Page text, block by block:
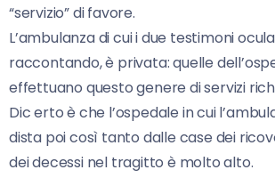
“servizio” di favore.
L’ambulanza di cui i due testimoni
raccontando, è privata: quelle
effettuano questo genere di servizi
Dic erto è che l’ospedale in cui
dista poi così tanto dalle case dei
dei decessi nel tragitto è molto alto.